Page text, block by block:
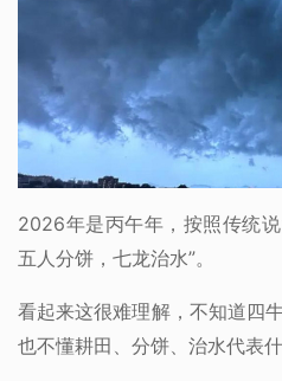
2026年是丙午年，按照传统
五人分饼，七龙治水”。
看起来这很难理解，不知道四
也不懂耕田、分饼、治水代表